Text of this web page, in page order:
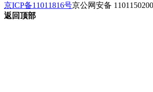
京ICP备11011816号京公网安备
返回顶部